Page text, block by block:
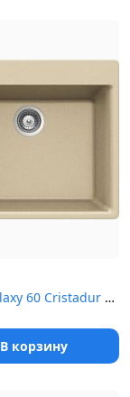
Мойка Galaxy 60 Cristadur аворио
В корзину